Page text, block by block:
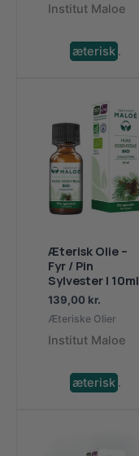
Institut Maloe
æterisk .
Æterisk Olie –
Fyr / Pin
Sylvester | 10ml
139,00 kr.
Æteriske Olier
Institut Maloe
æterisk .